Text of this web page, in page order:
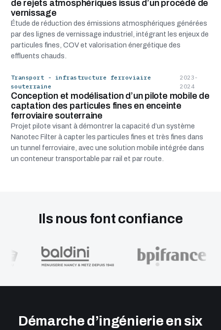
de rejets atmosphériques issus d’un procédé de
vernissage
Étude de réduction des émissions atmosphériques générées
par des lignes de vernissage industriel, intégrant les enjeux de
particules fines, COV et valorisation énergétique des
effluents chauds.
Transport - infrastructure ferroviaire
souterraine
2023-
2024
Conception et modélisation d’un pilote mobile de
captation des particules fines en enceinte
ferroviaire souterraine
Projet pilote visant à démontrer la capacité d’un système
Nanotec Filter à capter les particules fines et très fines dans
un tunnel ferroviaire, avec une solution mobile intégrée dans
un conteneur transportable par rail et par route.
Ils nous font confiance
Démarche d’ingénierie en six